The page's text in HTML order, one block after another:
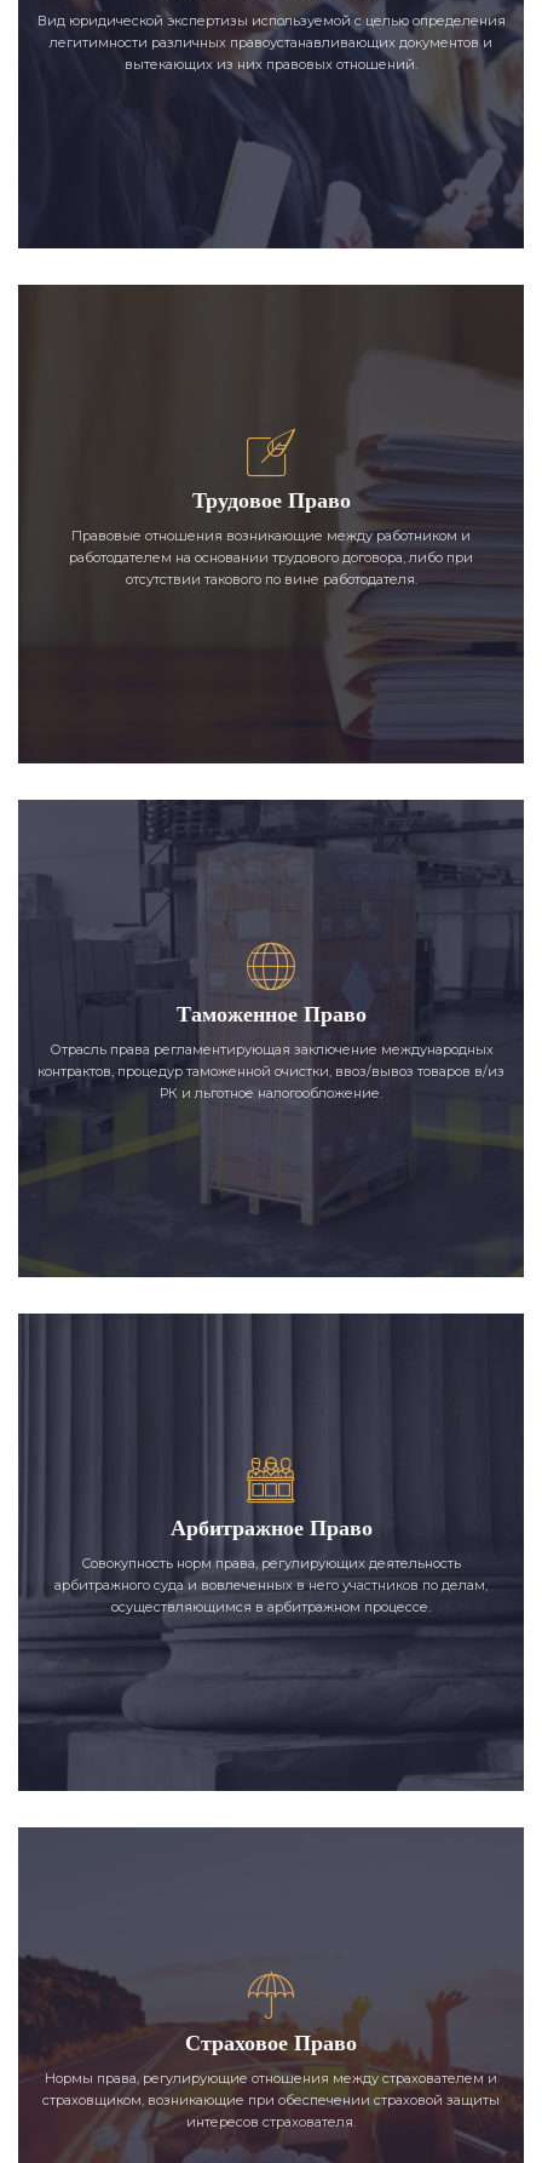
Вид юридической экспертизы используемой с целью определения
легитимности различных правоустанавливающих документов и
вытекающих из них правовых отношений.
Трудовое Право
Правовые отношения возникающие между работником и
работодателем на основании трудового договора, либо при
отсутствии такового по вине работодателя.
Таможенное Право
Отрасль права регламентирующая заключение международных
контрактов, процедур таможенной очистки, ввоз/вывоз товаров в/из
РК и льготное налогообложение.
Арбитражное Право
Совокупность норм права, регулирующих деятельность
арбитражного суда и вовлеченных в него участников по делам,
осуществляющимся в арбитражном процессе.
Страховое Право
Нормы права, регулирующие отношения между страхователем и
страховщиком, возникающие при обеспечении страховой защиты
интересов страхователя.